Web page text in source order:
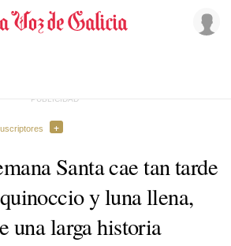
Santa cae tan tarde
y luna llena,
una larga historia